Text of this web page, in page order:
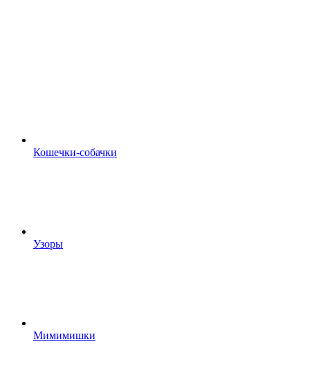
Кошечки-собачки
Узоры
Мимимишки